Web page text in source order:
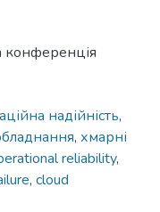
конференція
надійність,
, хмарні
reliability,
, cloud